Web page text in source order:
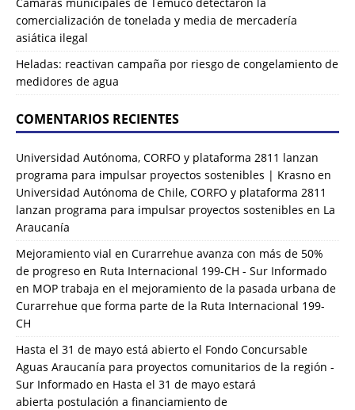
comercialización de tonelada y media de mercadería
asiática ilegal
Heladas: reactivan campaña por riesgo de congelamiento de
medidores de agua
COMENTARIOS RECIENTES
Universidad Autónoma, CORFO y plataforma 2811 lanzan
programa para impulsar proyectos sostenibles | Krasno en
Universidad Autónoma de Chile, CORFO y plataforma 2811
lanzan programa para impulsar proyectos sostenibles en La
Araucanía
Mejoramiento vial en Curarrehue avanza con más de 50%
de progreso en Ruta Internacional 199-CH - Sur Informado
en MOP trabaja en el mejoramiento de la pasada urbana de
Curarrehue que forma parte de la Ruta Internacional 199-
CH
Hasta el 31 de mayo está abierto el Fondo Concursable
Aguas Araucanía para proyectos comunitarios de la región -
Sur Informado en Hasta el 31 de mayo estará
abierta postulación a financiamiento de